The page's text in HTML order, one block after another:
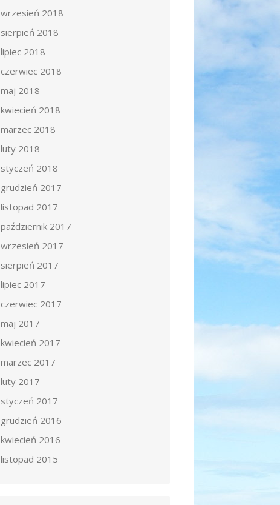
wrzesień 2018
sierpień 2018
lipiec 2018
czerwiec 2018
maj 2018
kwiecień 2018
marzec 2018
luty 2018
styczeń 2018
grudzień 2017
listopad 2017
październik 2017
wrzesień 2017
sierpień 2017
lipiec 2017
czerwiec 2017
maj 2017
kwiecień 2017
marzec 2017
luty 2017
styczeń 2017
grudzień 2016
kwiecień 2016
listopad 2015